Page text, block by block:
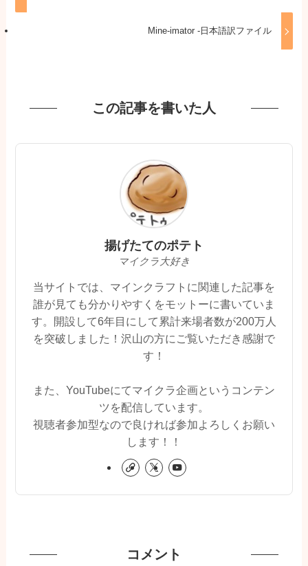
Mine-imator -日本語訳ファイル
この記事を書いた人
揚げたてのポテト
マイクラ大好き
当サイトでは、マインクラフトに関連した記事を
誰が見ても分かりやすくをモットーに書いていま
す。開設して6年目にして累計来場者数が200万人
を突破しました！沢山の方にご覧いただき感謝で
す！
また、YouTubeにてマイクラ企画というコンテン
ツを配信しています。
視聴者参加型なので良ければ参加よろしくお願い
します！！
コメント